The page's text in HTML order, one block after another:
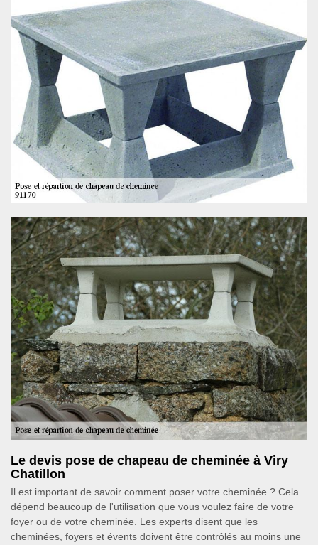
Le devis pose de chapeau de cheminée à Viry
Chatillon
Il est important de savoir comment poser votre cheminée ? Cela
dépend beaucoup de l'utilisation que vous voulez faire de votre
foyer ou de votre cheminée. Les experts disent que les
cheminées, foyers et évents doivent être contrôlés au moins une